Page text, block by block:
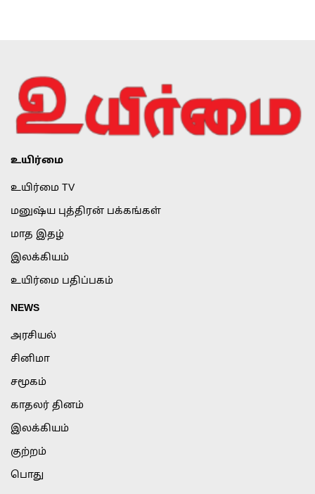
உயிர்மை
உயிர்மை TV
மனுஷ்ய புத்திரன் பக்கங்கள்
மாத இதழ்
இலக்கியம்
உயிர்மை பதிப்பகம்
NEWS
அரசியல்
சினிமா
சமூகம்
காதலர் தினம்
இலக்கியம்
குற்றம்
பொது